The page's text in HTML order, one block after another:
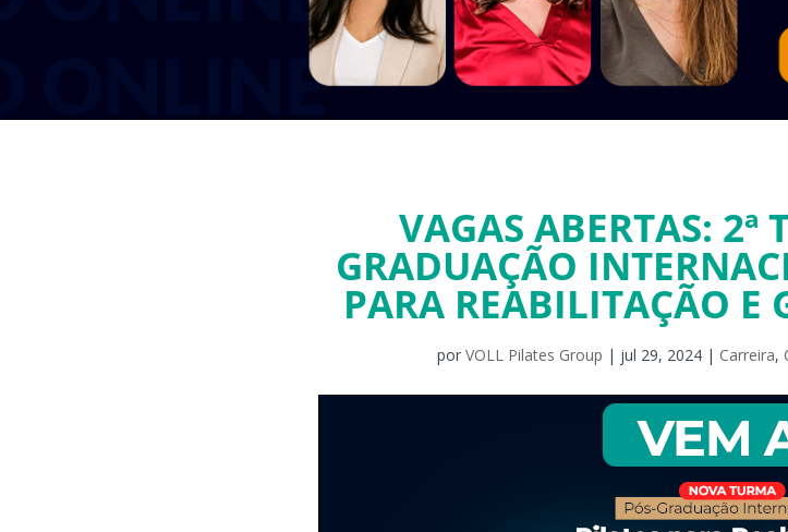
VAGAS ABERTAS: 2ª
GRADUAÇÃO
PARA REABILITAÇÃO E
por VOLL Pilates Group | jul 29, 2024| Carreira,